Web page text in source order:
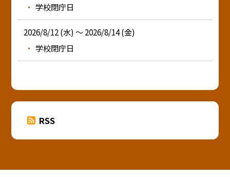
学校閉庁日
2026/8/12 (水) ～ 2026/8/14 (金)
学校閉庁日
RSS